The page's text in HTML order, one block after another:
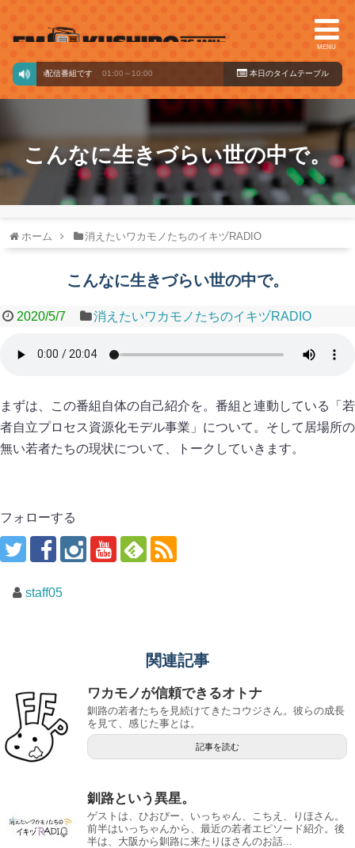
MENU
からの配信番組です 01:00～10:00 本日のタイ ムテーブル
こんなに生きづらい世の中で。
ホーム 消えたいワカモノたちのイキヅRADIO
こんなに生きづらい世の中で。
2020/5/7 消えたいワカモノたちのイキヅRADIO
まずは、この番組自体の自己紹介を。番組と連動している「若
者自立プロセス資源化モデル事業」について。そして居場所の
無い若者たちの現状について、トークしていきます。
フォローする
staff05
関連記事
ワカモノが信頼できるオトナ
釧路の若者たちを見続けてきたコウジさん。彼らの成長
を見て、感じた事とは。
記事を読む
釧路という異星。
ゲストは、ひおぴー、いっちゃん、こちえ、りほさん。
前半はいっちゃんから、最近の若者エピソード紹介。後
半は、大阪から釧路に来たりほさんのお話...